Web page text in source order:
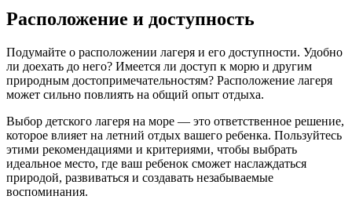
Расположение и доступность
Подумайте о расположении лагеря и его доступности. Удобно
ли доехать до него? Имеется ли доступ к морю и другим
природным достопримечательностям? Расположение лагеря
может сильно повлиять на общий опыт отдыха.
Выбор детского лагеря на море — это ответственное решение,
которое влияет на летний отдых вашего ребенка. Пользуйтесь
этими рекомендациями и критериями, чтобы выбрать
идеальное место, где ваш ребенок сможет наслаждаться
природой, развиваться и создавать незабываемые
воспоминания.